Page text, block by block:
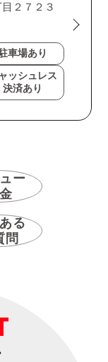
２７２３
車場あり
ッシュレス
決済あり
ー
る
問